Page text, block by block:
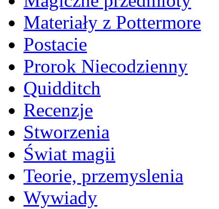
Materiały z Pottermore
Postacie
Prorok Niecodzienny
Quidditch
Recenzje
Stworzenia
Świat magii
Teorie, przemyslenia
Wywiady